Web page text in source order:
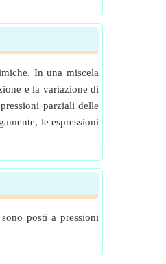
In una miscela
e la variazione di
parziali delle
le espressioni
posti a pressioni